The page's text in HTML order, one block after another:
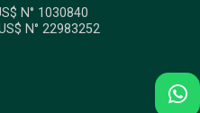
N° 1030840
N° 22983252